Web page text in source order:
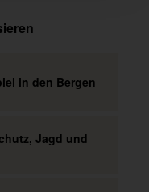
in den Bergen
Jagd und